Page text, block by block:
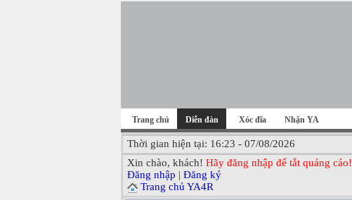
Trang chủ Diễn đàn Xóc đĩa Nhận YA
Thời gian hiện tại: 16:23 - 07/08/2026
Xin chào, khách! Hãy đăng nhập để tắt quảng cáo!
Đăng nhập | Đăng ký
Trang chủ YA4R